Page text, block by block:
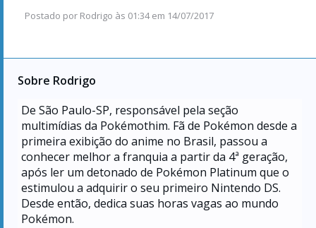
Postado por Rodrigo às 01:34 em 14/07/2017
Sobre Rodrigo
De São Paulo-SP, responsável pela seção
multimídias da Pokémothim. Fã de Pokémon desde a
primeira exibição do anime no Brasil, passou a
conhecer melhor a franquia a partir da 4ª geração,
após ler um detonado de Pokémon Platinum que o
estimulou a adquirir o seu primeiro Nintendo DS.
Desde então, dedica suas horas vagas ao mundo
Pokémon.